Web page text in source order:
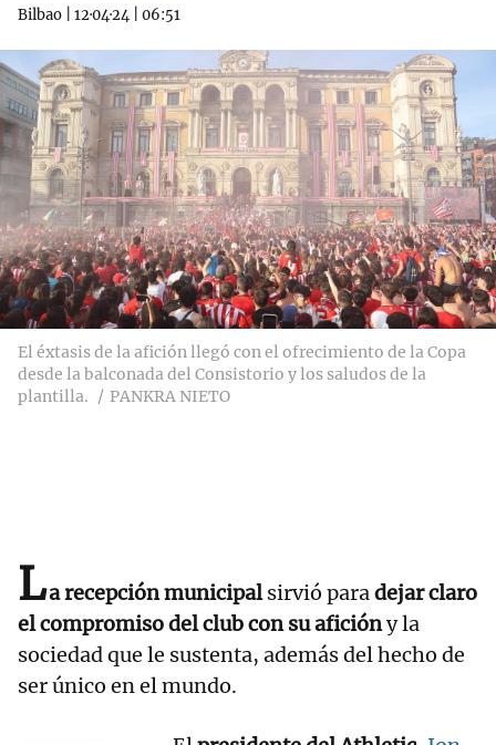
Bilbao 12·04·24 06:51
El éxtasis de la afición llegó con el ofrecimiento de la Copa
desde la balconada del Consistorio y los saludos de la
plantilla.
PANKRA NIETO
La recepción municipalsirvió paradejar claro
el compromiso del club con su aficióny la
sociedad que le sustenta, además del hecho de
ser único en el mundo.